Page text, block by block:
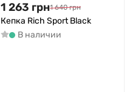
1 263 грн1 640 грн
Кепка Rich Sport Black
В наличии